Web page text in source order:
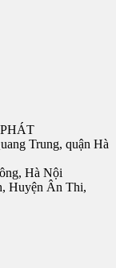
Trung, quận Hà
Hà Nội
Huyện Ân Thi,